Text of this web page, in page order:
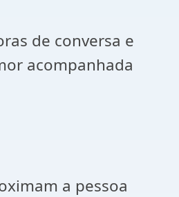
de conversa e
acompanhada
a pessoa